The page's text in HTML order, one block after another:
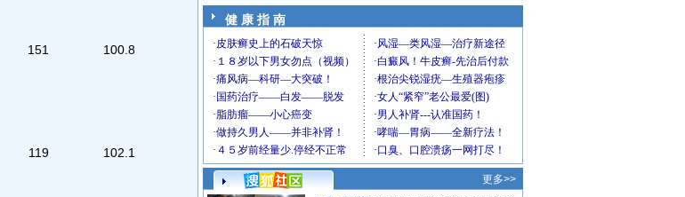
151 100.8
119 102.1
健 康 指 南
更多>>